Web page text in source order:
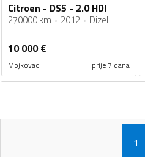
Citroen - DS5 - 2.0 HDI
270000 km 2012 Dizel
10 000€
Mojkovac prije 7 dana
1